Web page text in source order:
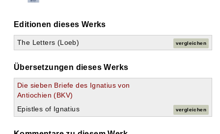
Editionen dieses Werks
The Letters (Loeb) vergleichen
Übersetzungen dieses Werks
Die sieben Briefe des Ignatius von
Antiochien (BKV)
Epistles of Ignatius
vergleichen